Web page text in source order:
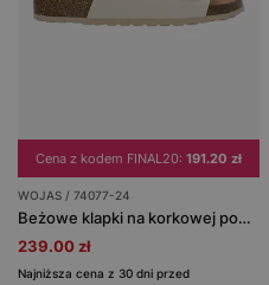
Cena z kodem FINAL20: 191.20 zł
WOJAS / 74077-24
Beżowe klapki na korkowej podeszwie
239.00 zł
Najniższa cena z 30 dni przed